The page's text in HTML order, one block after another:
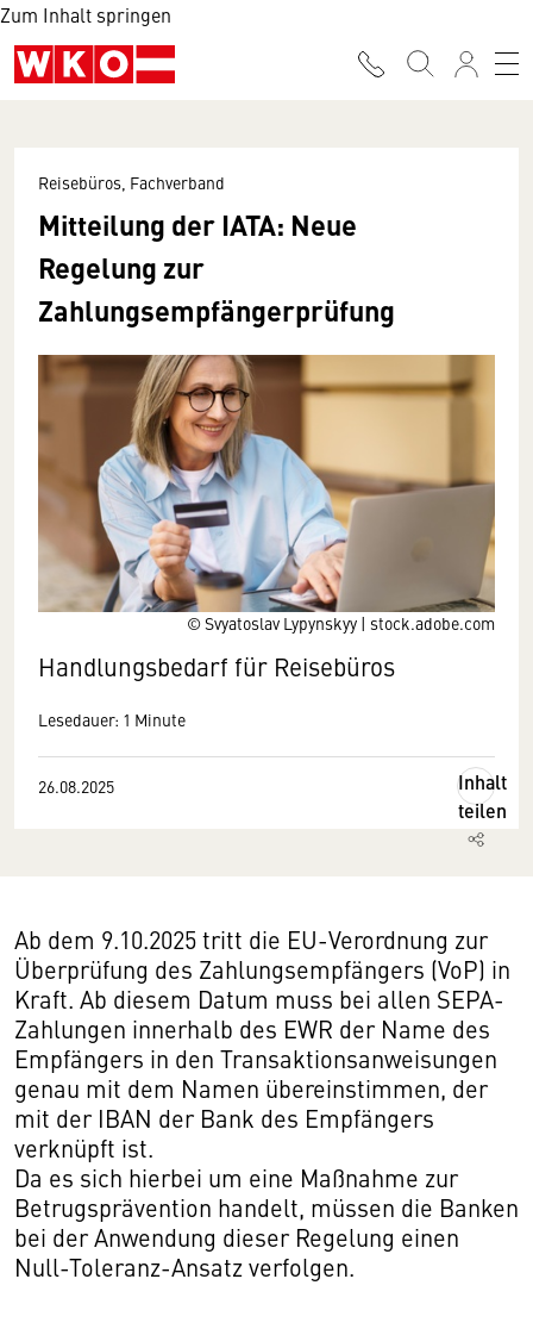
Zum Inhalt springen
© Svyatoslav Lypynskyy | stock.adobe.com
Reisebüros, Fachverband
Mitteilung der IATA: Neue
Regelung zur
Zahlungsempfängerprüfung
Handlungsbedarf für Reisebüros
Lesedauer: 1 Minute
26.08.2025
Inhalt
teilen
Ab dem 9.10.2025 tritt die EU-Verordnung zur
Überprüfung des Zahlungsempfängers (VoP) in
Kraft. Ab diesem Datum muss bei allen SEPA-
Zahlungen innerhalb des EWR der Name des
Empfängers in den Transaktionsanweisungen
genau mit dem Namen übereinstimmen, der
mit der IBAN der Bank des Empfängers
verknüpft ist.
Da es sich hierbei um eine Maßnahme zur
Betrugsprävention handelt, müssen die Banken
bei der Anwendung dieser Regelung einen
Null-Toleranz-Ansatz verfolgen.